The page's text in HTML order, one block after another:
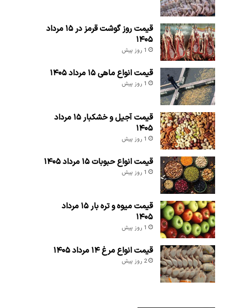
قیمت روز گوشت قرمز در ۱۵ مرداد
۱۴۰۵
1 روز پیش
قیمت انواع ماهی ۱۵ مرداد ۱۴۰۵
1 روز پیش
قیمت آجیل و خشکبار ۱۵ مرداد
۱۴۰۵
1 روز پیش
قیمت انواع حبوبات ۱۵ مرداد ۱۴۰۵
1 روز پیش
قیمت میوه و تره بار ۱۵ مرداد
۱۴۰۵
1 روز پیش
قیمت انواع مرغ ۱۴ مرداد ۱۴۰۵
2 روز پیش